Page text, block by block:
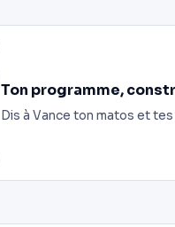
Ton programme,
Dis à Vance ton matos et